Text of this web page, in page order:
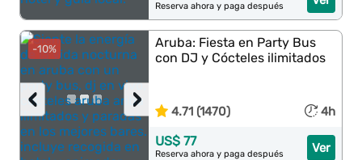
Reserva ahora y paga después
-10%
›
‹
Aruba: Fiesta en Party Bus
con DJ y Cócteles ilimitados
4.71 (1470) 4h
Ver
US$ 77
Reserva ahora y paga después